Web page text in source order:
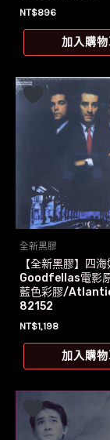
NT$896
加入購
全新黑膠
【全新黑膠】四
Goodfellas電影
藍色彩膠/
82152
NT$1,198
加入購